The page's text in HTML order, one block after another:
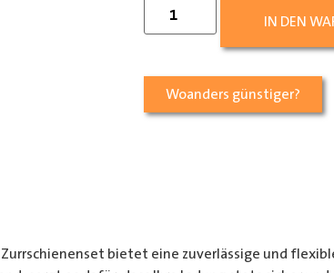
IN DEN
Woanders günstiger?
bietet eine zuverlässige und